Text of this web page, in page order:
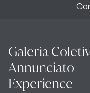
Galeria
Annunciato
Experience